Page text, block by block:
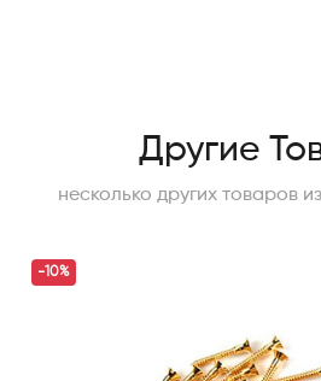
Другие
несколько других товаров
-10%